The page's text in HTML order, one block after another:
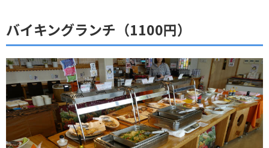
バイキングランチ（1100円）